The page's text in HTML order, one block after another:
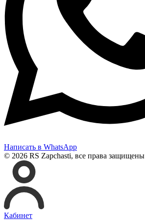
Написать в WhatsApp
© 2026 RS Zapchasti, все права защищены
Кабинет